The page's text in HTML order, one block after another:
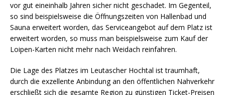
vor gut eineinhalb Jahren sicher nicht geschadet. Im Gegenteil,
so sind beispielsweise die Öffnungszeiten von Hallenbad und
Sauna erweitert worden, das Serviceangebot auf dem Platz ist
erweitert worden, so muss man beispielsweise zum Kauf der
Loipen-Karten nicht mehr nach Weidach reinfahren.
Die Lage des Platzes im Leutascher Hochtal ist traumhaft,
durch die exzellente Anbindung an den öffentlichen Nahverkehr
erschließt sich die gesamte Region zu günstigen Ticket-Preisen